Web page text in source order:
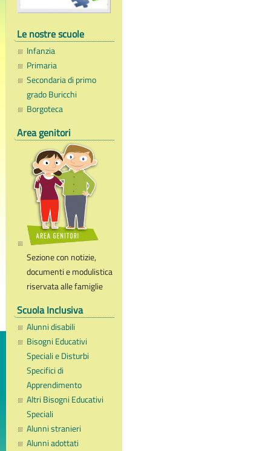
Le nostre scuole
Infanzia
Primaria
Secondaria di primo
grado Buricchi
Borgoteca
Area genitori
Sezione con notizie,
documenti e modulistica
riservata alle famiglie
Scuola Inclusiva
Alunni disabili
Bisogni Educativi
Speciali e Disturbi
Specifici di
Apprendimento
Altri Bisogni Educativi
Speciali
Alunni stranieri
Alunni adottati